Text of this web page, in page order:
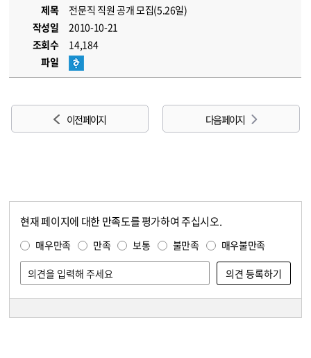
제목
전문직 직원 공개 모집(5.26일)
작성일
2010-10-21
조회수
14,184
파일
이전 페이지 다음 페이지
현재 페이지에 대한 만족도를 평가하여 주십시오.
매우만족 만족 보통 불만족 매우불만족